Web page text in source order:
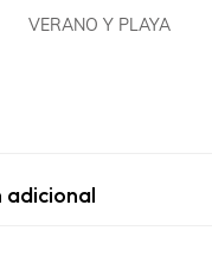
VERANO Y PLAYA
adicional